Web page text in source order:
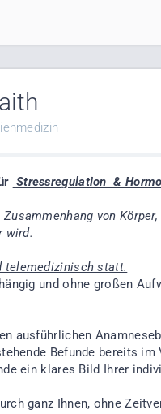
Stressregulation &
von
wird.
telemedizinisch statt.
und ohne großen
ausführlichen
Befunde bereits im
ein klares Bild Ihrer
ganz Ihnen, ohne